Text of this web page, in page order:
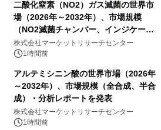
二酸化窒素（NO2）ガス滅菌の世界市
場（2026年～2032年）、市場規模
（NO2滅菌チャンバー、インジケータ
ーおよびモニタリングシステム、その
他）・分析レポートを発表
株式会社マーケットリサーチセンター
1時間前
アルテミシニン酸の世界市場（2026年
～2032年）、市場規模（全合成、半合
成）・分析レポートを発表
株式会社マーケットリサーチセンター
1時間前